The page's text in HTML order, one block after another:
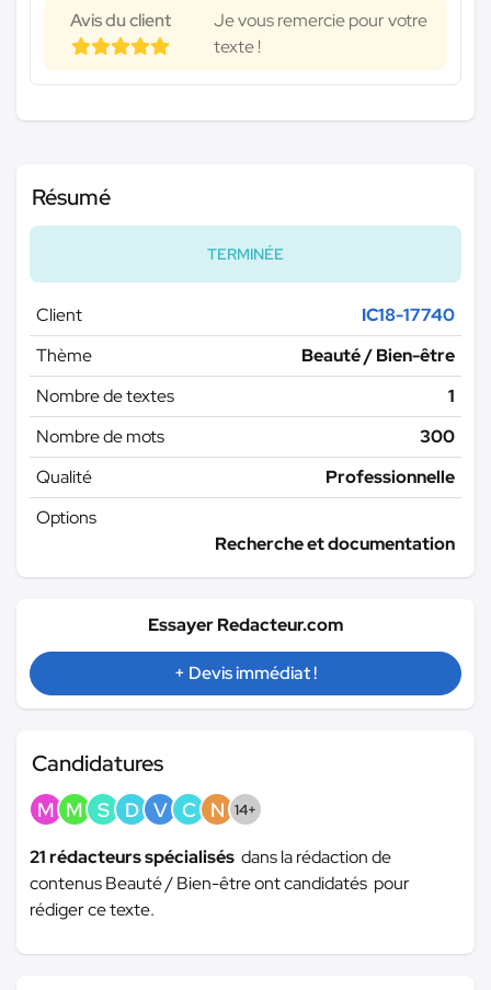
Avis du client
Je vous remercie pour votre
texte !
Résumé
TERMINÉE
Client
IC18-17740
Thème
Beauté / Bien-être
Nombre de textes
1
Nombre de mots
300
Qualité
Professionnelle
Options
Recherche et documentation
Essayer Redacteur.com
+ Devis immédiat !
Candidatures
M M S D V C N 14+
21 rédacteurs spécialisés dans la rédaction de
contenus Beauté / Bien-être ont candidatés pour
rédiger ce texte.